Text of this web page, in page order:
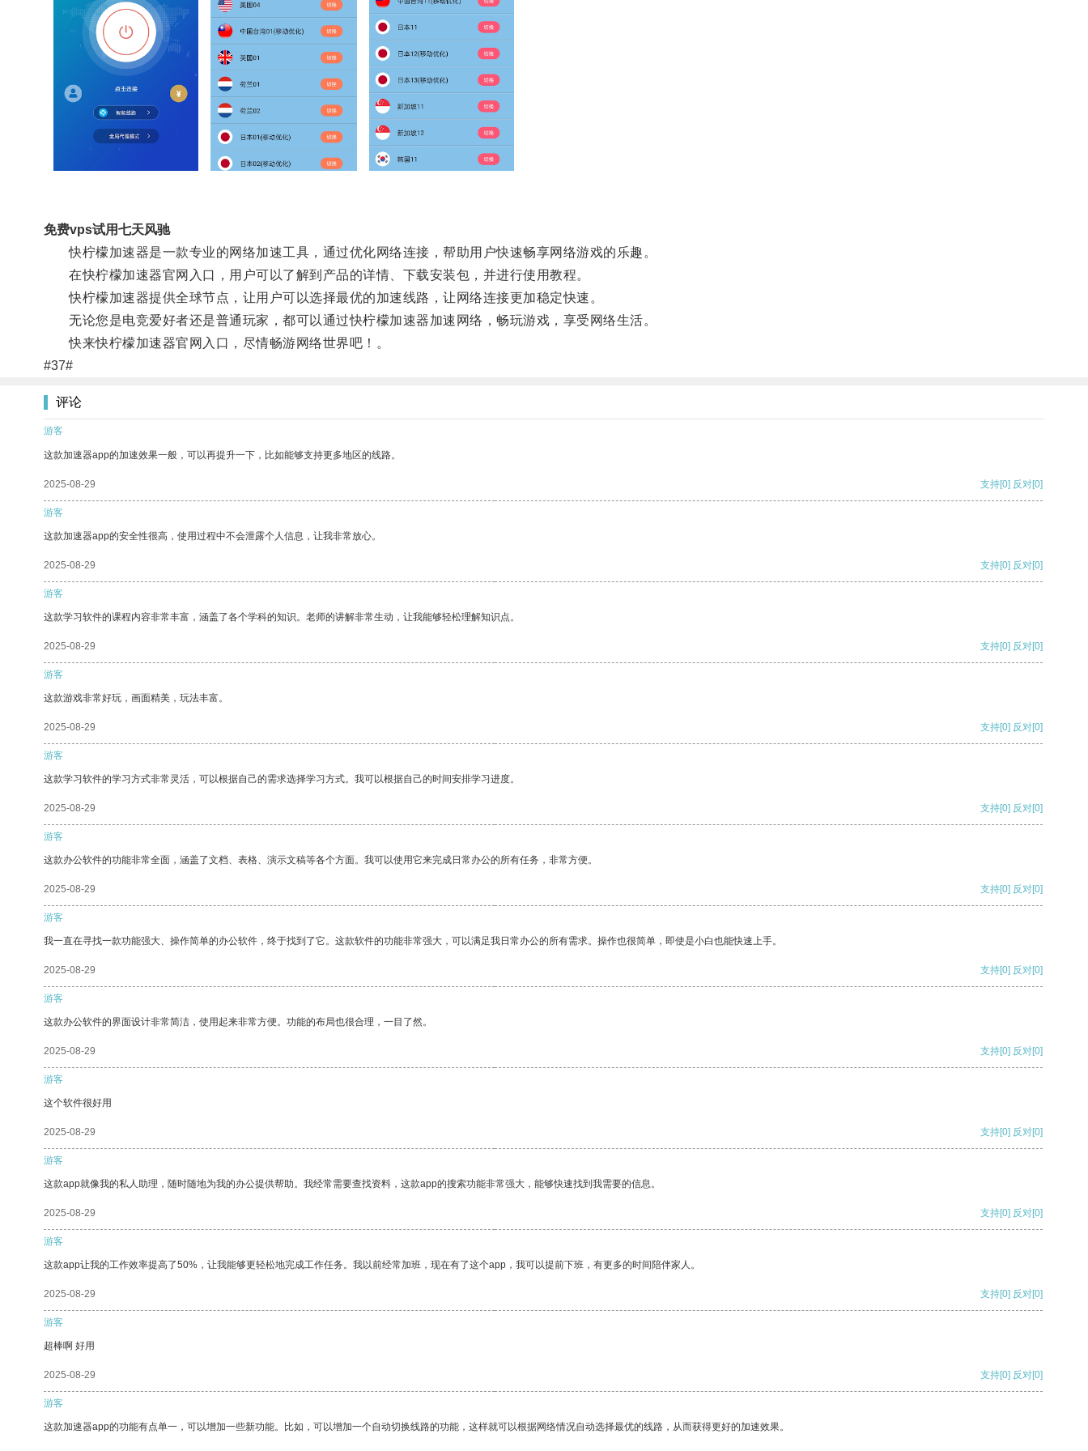
免费vps试用七天风驰
快柠檬加速器是一款专业的网络加速工具，通过优化网络连接，帮助用户快速畅享网络游戏的乐趣。
在快柠檬加速器官网入口，用户可以了解到产品的详情、下载安装包，并进行使用教程。
快柠檬加速器提供全球节点，让用户可以选择最优的加速线路，让网络连接更加稳定快速。
无论您是电竞爱好者还是普通玩家，都可以通过快柠檬加速器加速网络，畅玩游戏，享受网络生活。
快来快柠檬加速器官网入口，尽情畅游网络世界吧！。
#37#
评论
游客
这款加速器app的加速效果一般，可以再提升一下，比如能够支持更多地区的线路。
2025-08-29 支持[0] 反对[0]
游客
这款加速器app的安全性很高，使用过程中不会泄露个人信息，让我非常放心。
2025-08-29 支持[0] 反对[0]
游客
这款学习软件的课程内容非常丰富，涵盖了各个学科的知识。老师的讲解非常生动，让我能够轻松理解知识点。
2025-08-29 支持[0] 反对[0]
游客
这款游戏非常好玩，画面精美，玩法丰富。
2025-08-29 支持[0] 反对[0]
游客
这款学习软件的学习方式非常灵活，可以根据自己的需求选择学习方式。我可以根据自己的时间安排学习进度。
2025-08-29 支持[0] 反对[0]
游客
这款办公软件的功能非常全面，涵盖了文档、表格、演示文稿等各个方面。我可以使用它来完成日常办公的所有任务，非常方便。
2025-08-29 支持[0] 反对[0]
游客
我一直在寻找一款功能强大、操作简单的办公软件，终于找到了它。这款软件的功能非常强大，可以满足我日常办公的所有需求。操作也很简单，即使是小白也能快速上手。
2025-08-29 支持[0] 反对[0]
游客
这款办公软件的界面设计非常简洁，使用起来非常方便。功能的布局也很合理，一目了然。
2025-08-29 支持[0] 反对[0]
游客
这个软件很好用
2025-08-29 支持[0] 反对[0]
游客
这款app就像我的私人助理，随时随地为我的办公提供帮助。我经常需要查找资料，这款app的搜索功能非常强大，能够快速找到我需要的信息。
2025-08-29 支持[0] 反对[0]
游客
这款app让我的工作效率提高了50%，让我能够更轻松地完成工作任务。我以前经常加班，现在有了这个app，我可以提前下班，有更多的时间陪伴家人。
2025-08-29 支持[0] 反对[0]
游客
超棒啊 好用
2025-08-29 支持[0] 反对[0]
游客
这款加速器app的功能有点单一，可以增加一些新功能。比如，可以增加一个自动切换线路的功能，这样就可以根据网络情况自动选择最优的线路，从而获得更好的加速效果。